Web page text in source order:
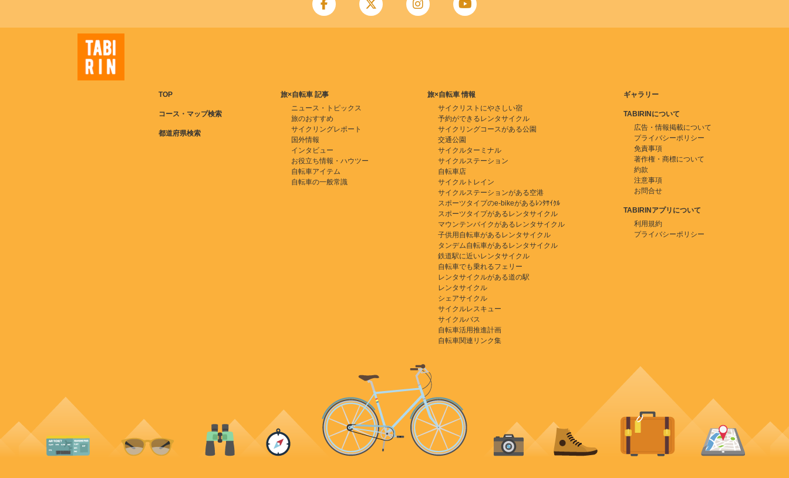
TOP
コース・マップ検索
都道府県検索
旅×自転車 記事
ニュース・トピックス
旅のおすすめ
サイクリングレポート
国外情報
インタビュー
お役立ち情報・ハウツー
自転車アイテム
自転車の一般常識
旅×自転車 情報
サイクリストにやさしい宿
予約ができるレンタサイクル
サイクリングコースがある公園
交通公園
サイクルターミナル
サイクルステーション
自転車店
サイクルトレイン
サイクルステーションがある空港
スポーツタイプのe-bikeがあるﾚﾝﾀｻｲｸﾙ
スポーツタイプがあるレンタサイクル
マウンテンバイクがあるレンタサイクル
子供用自転車があるレンタサイクル
タンデム自転車があるレンタサイクル
鉄道駅に近いレンタサイクル
自転車でも乗れるフェリー
レンタサイクルがある道の駅
レンタサイクル
シェアサイクル
サイクルレスキュー
サイクルバス
自転車活用推進計画
自転車関連リンク集
ギャラリー
TABIRINについて
広告・情報掲載について
プライバシーポリシー
免責事項
著作権・商標について
約款
注意事項
お問合せ
TABIRINアプリについて
利用規約
プライバシーポリシー